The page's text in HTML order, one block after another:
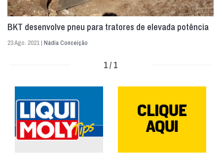
BKT desenvolve pneu para tratores de elevada potência
23 Ago. 2021 | Nádia Conceição
1 / 1